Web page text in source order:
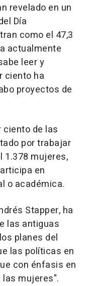
revelado en un
Día
como el 47,3
actualmente
leer y
ciento ha
proyectos de
ciento de las
por trabajar
1.378 mujeres,
en
o académica.
Stapper, ha
las antiguas
planes del
las políticas en
con énfasis en
mujeres".